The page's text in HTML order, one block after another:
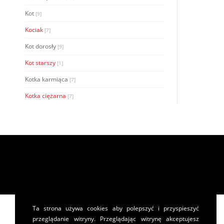
Kot [9]
Kociak [7]
Kot dorosły [9]
Kot starszy [1]
Kotka karmiąca [7]
Kotka ciężarna [7]
Ta strona używa cookies aby polepszyć i przyspieszyć
przeglądanie witryny. Przeglądając witrynę akceptujesz